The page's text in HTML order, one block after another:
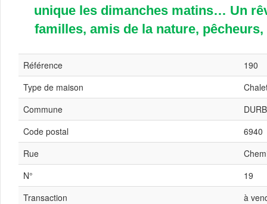
unique les dimanches matins… Un
familles, amis de la nature,
Référence
190
Type de maison
Commune
Code postal
6940
Rue
N°
19
Transaction
à